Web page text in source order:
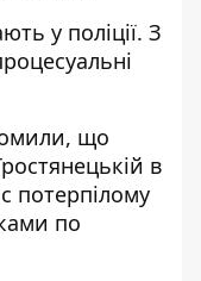
у поліції. З
що
в
потерпілому
по